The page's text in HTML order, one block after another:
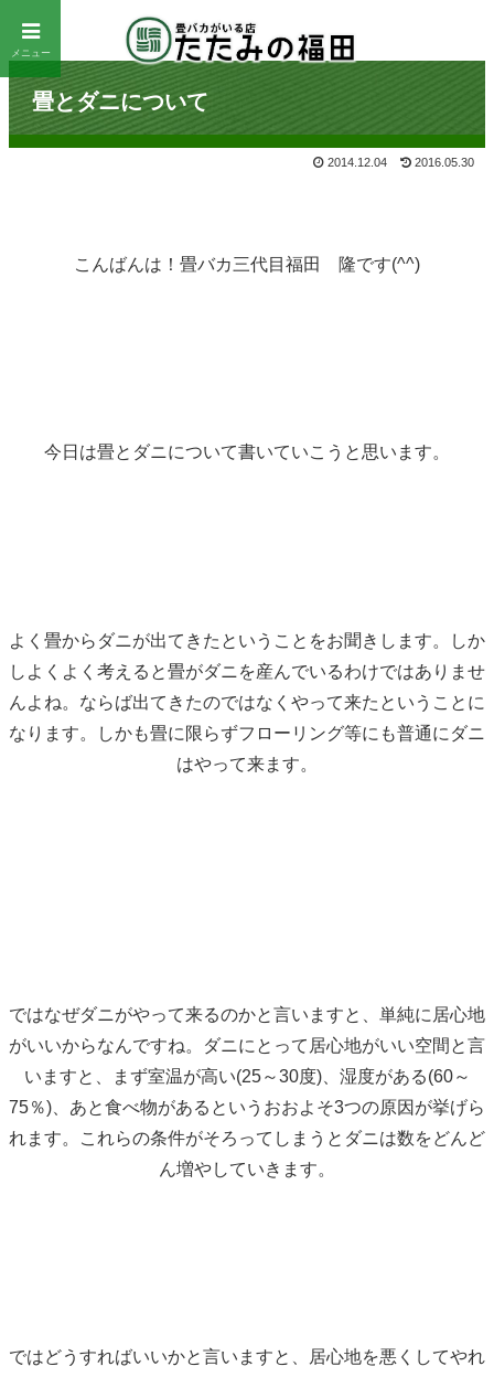
畳とダニについて
2014.12.04 2016.05.30
こんばんは！畳バカ三代目福田 隆です(^^)
今日は畳とダニについて書いていこうと思います。
よく畳からダニが出てきたということをお聞きします。しか
しよくよく考えると畳がダニを産んでいるわけではありませ
んよね。ならば出てきたのではなくやって来たということに
なります。しかも畳に限らずフローリング等にも普通にダニ
はやって来ます。
ではなぜダニがやって来るのかと言いますと、単純に居心地
がいいからなんですね。ダニにとって居心地がいい空間と言
いますと、まず室温が高い(25～30度)、湿度がある(60～
75％)、あと食べ物があるというおおよそ3つの原因が挙げら
れます。これらの条件がそろってしまうとダニは数をどんど
ん増やしていきます。
ではどうすればいいかと言いますと、居心地を悪くしてやれ
メニュー